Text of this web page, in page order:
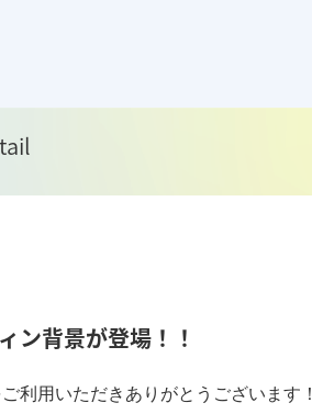
ン背景が登場！！
利用いただきありがとうございます！